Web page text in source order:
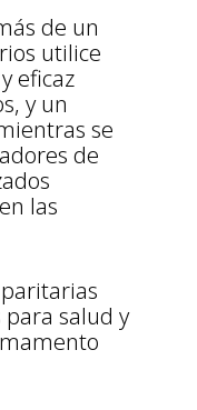
de un
utilice
eficaz
y un
se
de
las
para salud y